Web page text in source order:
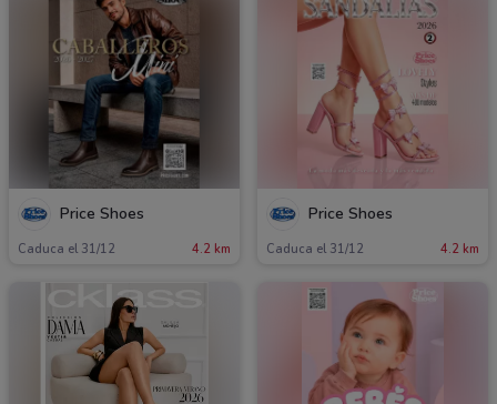
Price Shoes
Caduca el 31/12 4.2 km
Price Shoes
Caduca el 31/12 4.2 km